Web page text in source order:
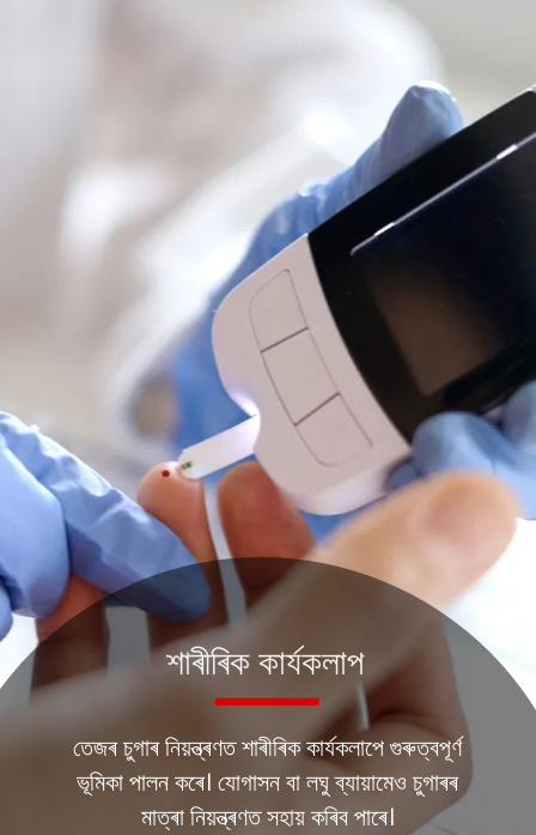
তেজৰ চুগাৰ নিয়ন্ত্ৰণত শাৰীৰিক কাৰ্যকলাপে গুৰুত্বপূৰ্ণ
ভূমিকা পালন কৰে। যোগাসন বা লঘু ব্যায়ামেও চুগাৰৰ
মাত্ৰা নিয়ন্ত্ৰণত সহায় কৰিব পাৰে।
শাৰীৰিক কাৰ্যকলাপ